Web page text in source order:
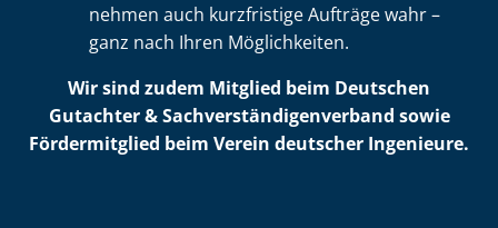
nehmen auch kurzfristige Aufträge wahr –
ganz nach Ihren Möglichkeiten.
Wir sind zudem Mitglied beim Deutschen
Gutachter & Sach­ver­stän­di­gen­ver­band sowie
Fördermitglied beim Verein deutscher Ingenieure.